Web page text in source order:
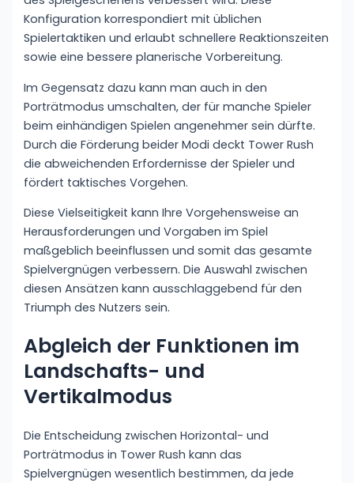
Konfiguration korrespondiert mit üblichen
Spielertaktiken und erlaubt schnellere Reaktionszeiten
sowie eine bessere planerische Vorbereitung.
Im Gegensatz dazu kann man auch in den
Porträtmodus umschalten, der für manche Spieler
beim einhändigen Spielen angenehmer sein dürfte.
Durch die Förderung beider Modi deckt Tower Rush
die abweichenden Erfordernisse der Spieler und
fördert taktisches Vorgehen.
Diese Vielseitigkeit kann Ihre Vorgehensweise an
Herausforderungen und Vorgaben im Spiel
maßgeblich beeinflussen und somit das gesamte
Spielvergnügen verbessern. Die Auswahl zwischen
diesen Ansätzen kann ausschlaggebend für den
Triumph des Nutzers sein.
Abgleich der Funktionen im
Landschafts- und
Vertikalmodus
Die Entscheidung zwischen Horizontal- und
Porträtmodus in Tower Rush kann das
Spielvergnügen wesentlich bestimmen, da jede